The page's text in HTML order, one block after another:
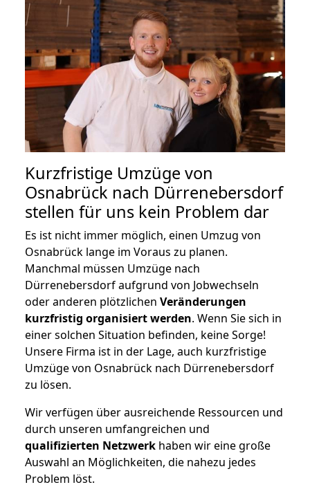
Kurzfristige Umzüge von
Osnabrück nach Dürrenebersdorf
stellen für uns kein Problem dar
Es ist nicht immer möglich, einen Umzug von
Osnabrück lange im Voraus zu planen.
Manchmal müssen Umzüge nach
Dürrenebersdorf aufgrund von Jobwechseln
oder anderen plötzlichen Veränderungen
kurzfristig organisiert werden. Wenn Sie sich in
einer solchen Situation befinden, keine Sorge!
Unsere Firma ist in der Lage, auch kurzfristige
Umzüge von Osnabrück nach Dürrenebersdorf
zu lösen.
Wir verfügen über ausreichende Ressourcen und
durch unseren umfangreichen und
qualifizierten Netzwerk haben wir eine große
Auswahl an Möglichkeiten, die nahezu jedes
Problem löst.